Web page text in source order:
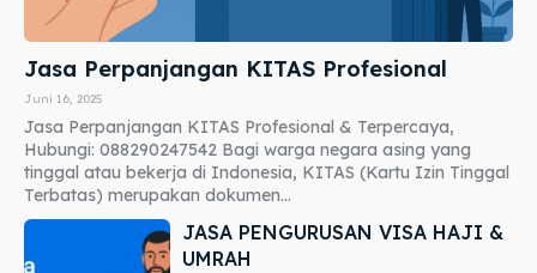
Jasa Perpanjangan KITAS Profesional
Juni 16, 2025
Jasa Perpanjangan KITAS Profesional & Terpercaya,
Hubungi: 088290247542 Bagi warga negara asing yang
tinggal atau bekerja di Indonesia, KITAS (Kartu Izin Tinggal
Terbatas) merupakan dokumen...
JASA PENGURUSAN VISA HAJI &
UMRAH